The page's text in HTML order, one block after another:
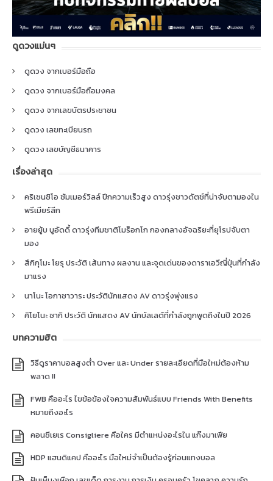
ดูดวงแม่นๆ
ดูดวง จากเบอร์มือถือ
ดูดวง จากเบอร์มือถือมงคล
ดูดวง จากเลขบัตรประชาชน
ดูดวง เลขทะเบียนรถ
ดูดวง เลขบัญชีธนาคาร
เรื่องล่าสุด
คริเซนซิโอ ซัมเมอร์วิลล์ ปีกความเร็วสูง ดาวรุ่งชาวดัตช์ที่น่าจับตามองใน
พรีเมียร์ลีก
อายยู้บ บูอัดดี้ ดาวรุ่งทีมชาติโมร็อกโก กองกลางอัจฉริยะที่ยุโรปจับตา
มอง
สึกิกุโมะ โยรุ ประวัติ เส้นทาง ผลงาน และจุดเด่นของดาราเอวีญี่ปุ่นที่กำลัง
มาแรง
นาโนะ โอกาซาวาระ ประวัตินักแสดง AV ดาวรุ่งพุ่งแรง
คิโยโนะ ซากิ ประวัติ นักแสดง AV นักบัลเลต์ที่กำลังถูกพูดถึงในปี 2026
บทความฮิต
วิธีดูราคาบอลสูงต่ำ Over และ Under รายละเอียดที่มือใหม่ต้องห้าม
พลาด !!
FWB คืออะไร ไขข้อข้องใจความสัมพันธ์แบบ Friends With Benefits
หมายถึงอะไร
คอนซีเยเร Consigliere คือใคร มีตำแหน่งอะไรใน แก๊งมาเฟีย
HDP แฮนดิแคป คืออะไร มือใหม่จำเป็นต้องรู้ก่อนแทงบอล